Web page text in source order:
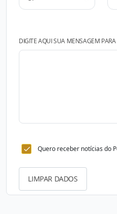
DIGITE AQUI SUA MENSAGEM
Quero receber notícias do
LIMPAR DADOS